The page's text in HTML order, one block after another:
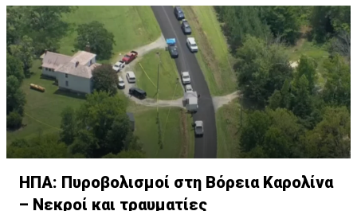
ΗΠΑ: Πυροβολισμοί στη Βόρεια Καρολίνα
– Νεκροί και τραυματίες